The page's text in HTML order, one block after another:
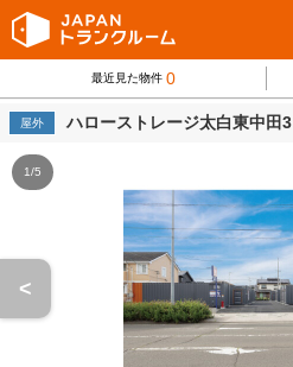
最近見た物件 0
屋外 ハローストレージ太白東中田3
1/5
<